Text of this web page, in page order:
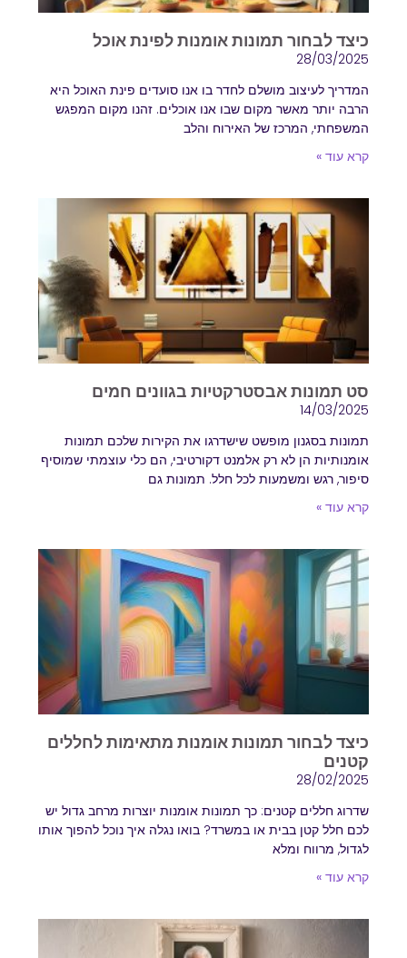
font_download סמן קישורים
לאפס
את
השארת משוב
כיצד לבחור תמונות אומנות לפינת אוכל
28/03/2025
המדריך לעיצוב מושלם לחדר בו אנו סועדים פינת האוכל היא
הרבה יותר מאשר מקום שבו אנו אוכלים. זהנו מקום המפגש
המשפחתי, המרכז של האירוח והלב
קרא עוד »
סט תמונות אבסטרקטיות בגוונים חמים
14/03/2025
תמונות בסגנון מופשט שישדרגו את הקירות שלכם תמונות
אומנותיות הן לא רק אלמנט דקורטיבי, הם כלי עוצמתי שמוסיף
סיפור, רגש ומשמעות לכל חלל. תמונות גם
קרא עוד »
כיצד לבחור תמונות אומנות מתאימות לחללים
קטנים
28/02/2025
שדרוג חללים קטנים: כך תמונות אומנות יוצרות מרחב גדול יש
לכם חלל קטן בבית או במשרד? בואו נגלה איך נוכל להפוך אותו
לגדול, מרווח ומלא
קרא עוד »